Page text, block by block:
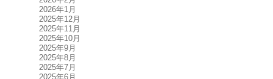
2026年1月
2025年12月
2025年11月
2025年10月
2025年9月
2025年8月
2025年7月
2025年6月